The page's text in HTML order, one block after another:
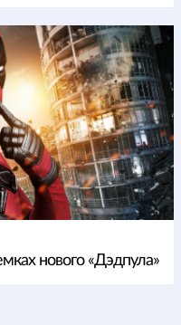
нового «Дэдпула»